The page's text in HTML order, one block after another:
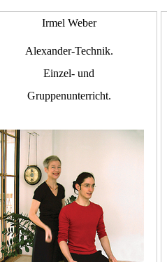
Irmel Weber
Alexander-Technik.
Einzel- und
Gruppenunterricht.